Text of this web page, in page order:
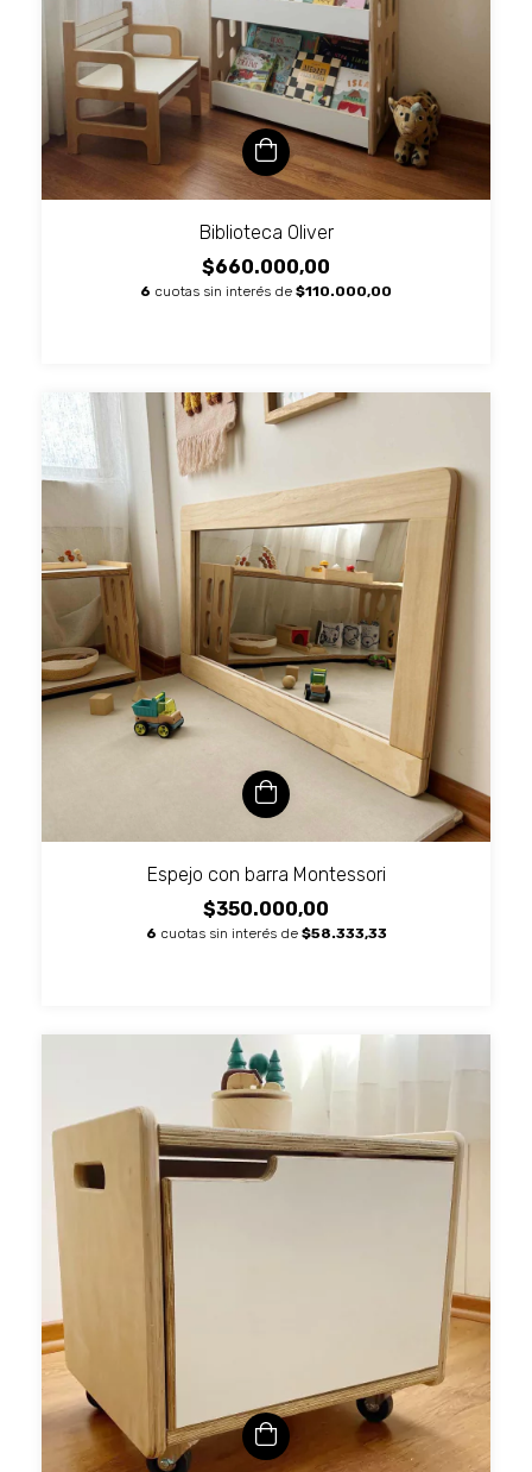
Biblioteca Oliver
$660.000,00
6 cuotas sin interés de $110.000,00
Espejo con barra Montessori
$350.000,00
6 cuotas sin interés de $58.333,33